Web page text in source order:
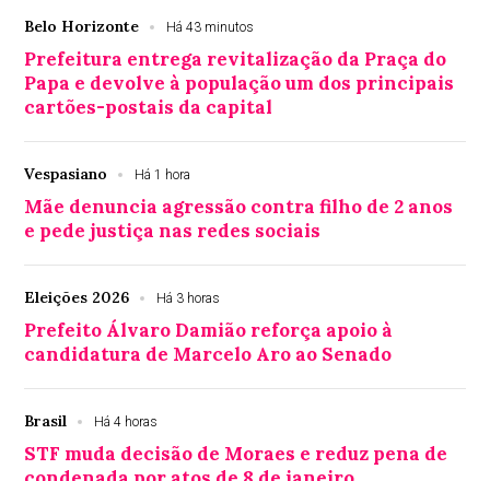
Belo Horizonte Há 43 minutos
Prefeitura entrega revitalização da Praça do
Papa e devolve à população um dos principais
cartões-postais da capital
Vespasiano Há 1 hora
Mãe denuncia agressão contra filho de 2 anos
e pede justiça nas redes sociais
Eleições 2026 Há 3 horas
Prefeito Álvaro Damião reforça apoio à
candidatura de Marcelo Aro ao Senado
Brasil Há 4 horas
STF muda decisão de Moraes e reduz pena de